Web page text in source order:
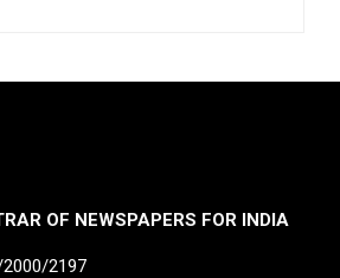
OF NEWSPAPERS FOR INDIA
2197